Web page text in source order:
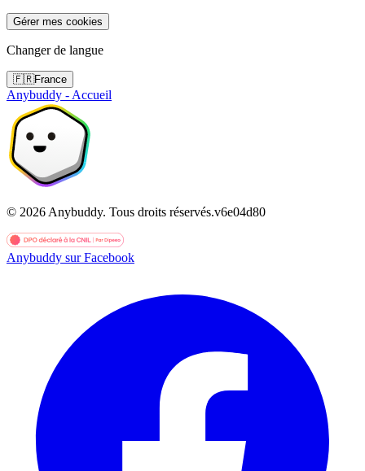
Gérer mes cookies
Changer de langue
🇫🇷France
Anybuddy - Accueil
© 2026 Anybuddy. Tous droits réservés.v6e04d80
Anybuddy sur Facebook